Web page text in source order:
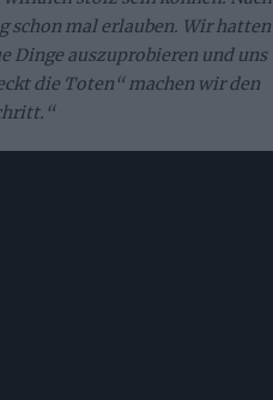
schon mal erlauben. Wir hatten
Dinge auszuprobieren und uns
die Toten“ machen wir den